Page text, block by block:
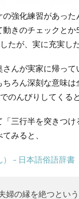
強化練習があっ
きのチェックと
たが、実に充実し
んが実家に帰っ
ろん深刻な意味
のんびりしてくる
「三行半を突きつ
みると、
– 日本語俗語辞書
婦の縁を絶つとい